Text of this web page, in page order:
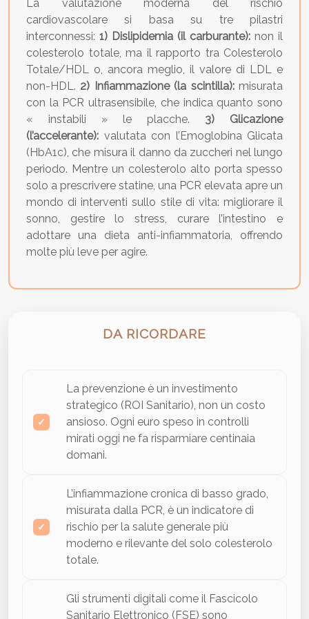
La valutazione moderna del rischio
cardiovascolare si basa su tre pilastri
interconnessi: 1) Dislipidemia (il carburante): non il
colesterolo totale, ma il rapporto tra Colesterolo
Totale/HDL o, ancora meglio, il valore di LDL e
non-HDL. 2) Infiammazione (la scintilla):misurata
con la PCR ultrasensibile, che indica quanto sono
« instabili » le placche. 3) Glicazione
(l’accelerante): valutata con l’Emoglobina Glicata
(HbA1c), che misura il danno da zuccheri nel lungo
periodo. Mentre un colesterolo alto porta spesso
solo a prescrivere statine, una PCR elevata apre un
mondo di interventi sullo stile di vita: migliorare il
sonno, gestire lo stress, curare l’intestino e
adottare una dieta anti-infiammatoria, offrendo
molte più leve per agire.
DA RICORDARE
La prevenzione è un investimento
strategico (ROI Sanitario), non un costo
ansioso. Ogni euro speso in controlli
mirati oggi ne fa risparmiare centinaia
domani.
L’infiammazione cronica di basso grado,
misurata dalla PCR, è un indicatore di
rischio per la salute generale più
moderno e rilevante del solo colesterolo
totale.
Gli strumenti digitali come il Fascicolo
Sanitario Elettronico (FSE) sono